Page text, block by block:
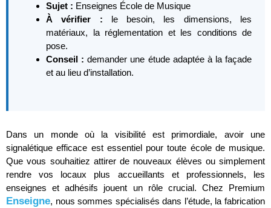
Sujet : Enseignes École de Musique
À vérifier : le besoin, les dimensions, les
matériaux, la réglementation et les conditions de
pose.
Conseil : demander une étude adaptée à la façade
et au lieu d’installation.
Dans un monde où la visibilité est primordiale, avoir une
signalétique efficace est essentiel pour toute école de musique.
Que vous souhaitiez attirer de nouveaux élèves ou simplement
rendre vos locaux plus accueillants et professionnels, les
enseignes et adhésifs jouent un rôle crucial. Chez Premium
Enseigne, nous sommes spécialisés dans l’étude, la fabrication